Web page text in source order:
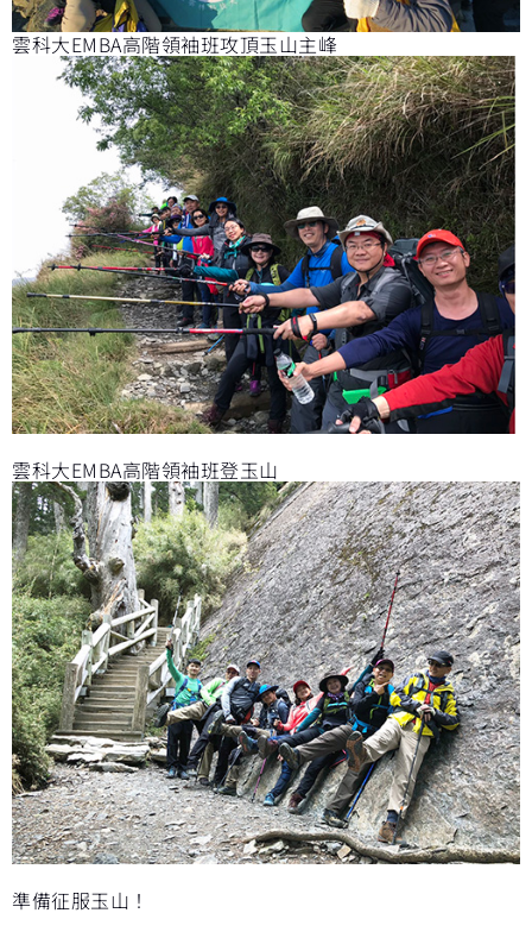
雲科大EMBA高階領袖班攻頂玉山主峰
雲科大EMBA高階領袖班登玉山
準備征服玉山！